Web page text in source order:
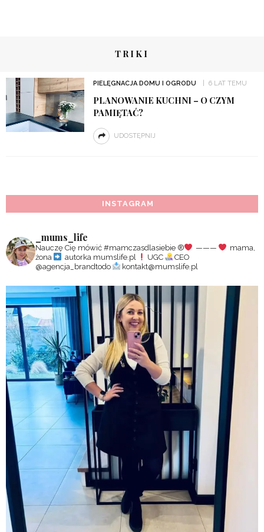
TRIKI
PIELĘGNACJA DOMU I OGRODU 6 LAT TEMU
PLANOWANIE KUCHNI – O CZYM
PAMIĘTAĆ?
UDOSTĘPNIJ
INSTAGRAM
_mums_life
Nauczę Cię mówić #mamczasdlasiebie ®️ ———
mama,
żona
autorka mumslife.pl UGC
CEO
@agencja_brandtodo
kontakt@mumslife.pl